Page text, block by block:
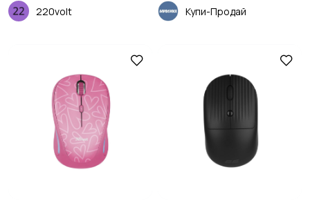
220volt Купи-Продай